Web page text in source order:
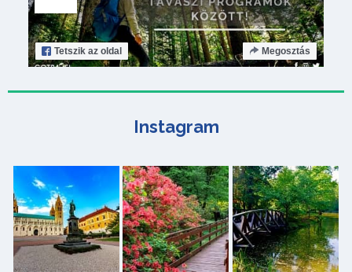
Tetszik az oldal Megosztás
Instagram